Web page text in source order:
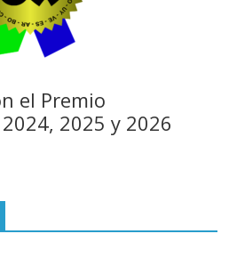
el Premio
2025 y 2026